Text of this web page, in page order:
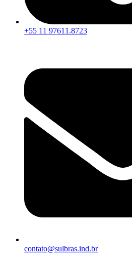
+55 11 97611.8723
contato@sulbras.ind.br